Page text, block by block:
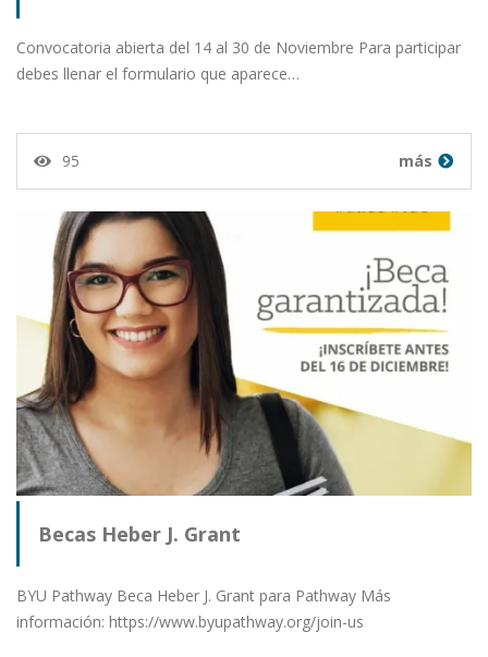
Convocatoria abierta del 14 al 30 de Noviembre Para participar
debes llenar el formulario que aparece…
95 más
Becas Heber J. Grant
BYU Pathway Beca Heber J. Grant para Pathway Más
información: https://www.byupathway.org/join-us